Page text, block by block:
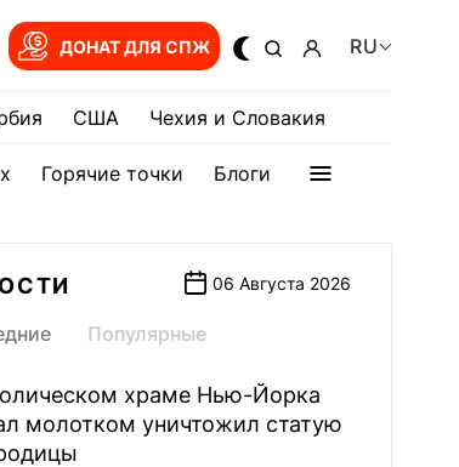
ДОНАТ ДЛЯ СПЖ RU
США Чехия и Словакия
Горячие точки Блоги
06 Августа 2026
Популярные
храме Нью-Йорка
молотком уничтожил статую